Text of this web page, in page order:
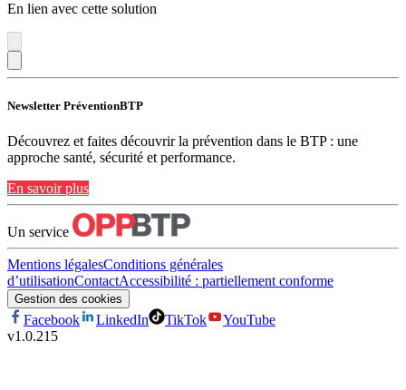
En lien avec cette solution
Newsletter PréventionBTP
Découvrez et faites découvrir la prévention dans le BTP : une
approche santé, sécurité et performance.
En savoir plus
Un service
Mentions légalesConditions générales
d’utilisationContactAccessibilité : partiellement conforme
Gestion des cookies
Facebook LinkedIn TikTok
YouTube
v1.0.215